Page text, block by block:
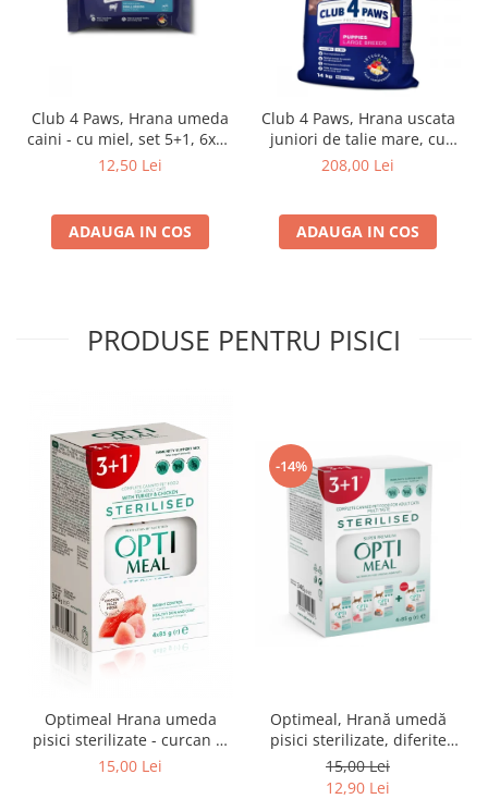
Club 4 Paws, Hrana umeda
caini - cu miel, set 5+1, 6x80
g
12,50 Lei
ADAUGA IN COS
Club 4 Paws, Hrana uscata
juniori de talie mare, cu
pui, 14kg
208,00 Lei
ADAUGA IN COS
PRODUSE PENTRU PISICI
Optimeal Hrana umeda
pisici sterilizate - curcan si
pui in sos, set 3+1,
15,00 Lei
-14%
Optimeal, Hrană umedă
pisici sterilizate, diferite
arome, (3+1), 0.34kg
15,00 Lei
12,90 Lei